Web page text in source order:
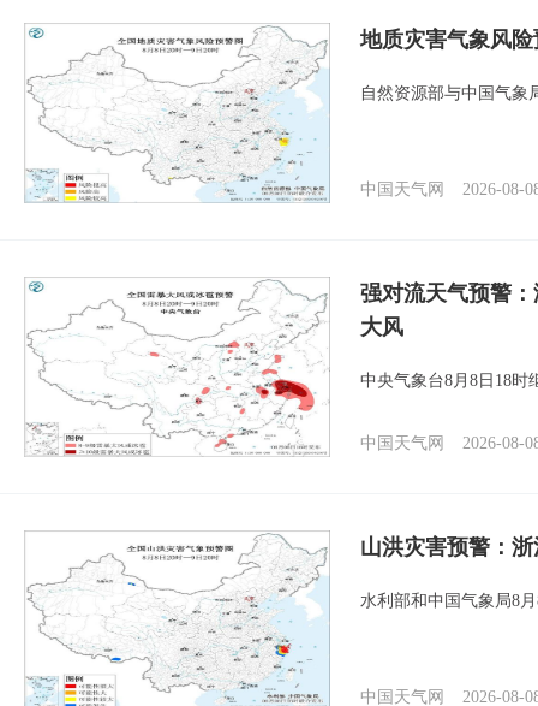
地质灾害气象风
自然资源部与中国气象
中国天气网 2026-08-
强对流天气预警
大风
中央气象台8月8日18时
中国天气网 2026-08-
山洪灾害预警：
水利部和中国气象局8
中国天气网 2026-08-